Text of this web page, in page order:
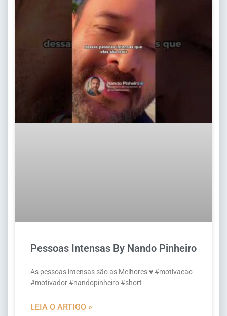
Pessoas Intensas By Nando Pinheiro
As pessoas intensas são as Melhores ♥️ #motivacao
#motivador #nandopinheiro #short
LEIA O ARTIGO »